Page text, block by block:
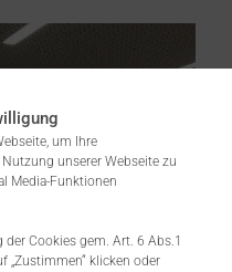
um Ihre
unserer Webseite zu
Media-Funktionen
Cookies gem. Art. 6 Abs.1
„Zustimmen“ klicken oder